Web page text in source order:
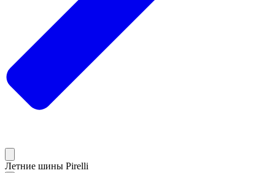
Летние шины Pirelli